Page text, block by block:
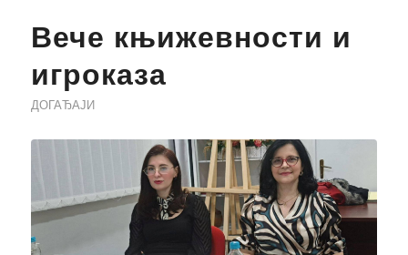
Вече књижевности и
игроказа
ДОГАЂАЈИ